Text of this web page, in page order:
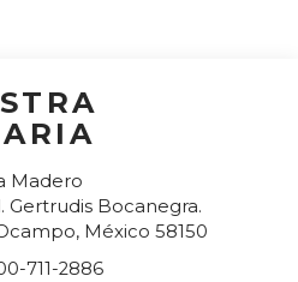
Madero
Gertrudis Bocanegra.
, México 58150
711-2886